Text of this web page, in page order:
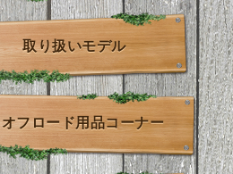
取り扱いモデル
オフロード用品コーナー